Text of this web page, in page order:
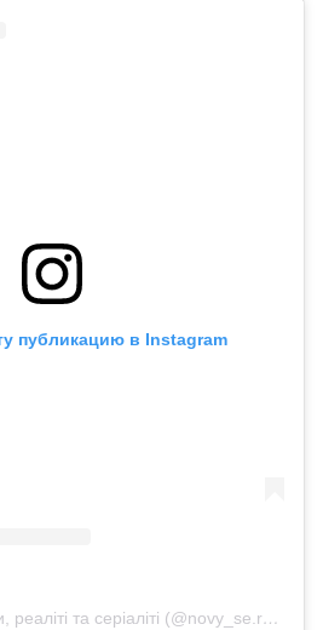
публикацию в Instagram
Публикация от Серіали, реаліті та серіаліті (@novy_se.reals)